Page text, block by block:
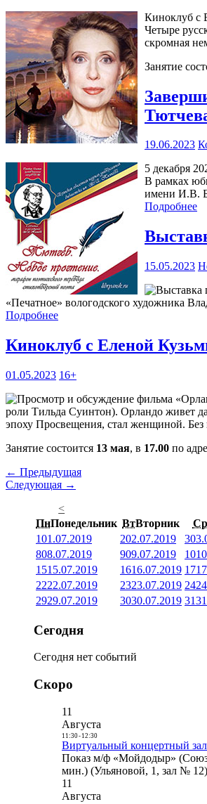
Киноклуб с
Четыре
скромная
Занятие
19.06.2023
5 декабря
В рамках
имени И.В.
Подробнее
15.05.2023
«Печатное» вологодского художника
Подробнее
Киноклуб с Еленой
01.05.2023 16+
роли Тильда Суинтон). Орландо живет
эпоху Просвещения, стал женщиной. Без
Занятие состоится 13 мая, в 17.00 по
← Предыдущая
Следующая →
<
ПнПонедельник ВтВторник Ср
101.07.2019 202.07.2019 3
808.07.2019 909.07.2019 10
1515.07.2019 1616.07.2019 17
2222.07.2019 2323.07.2019 24
2929.07.2019 3030.07.2019 31
Сегодня
Сегодня нет событий
Скоро
11
Августа
11:30- 12:30
Виртуальный концертный
Показ м/ф «Мойдодыр»
мин.) (Ульяновой, 1, зал № 12)
11
Августа